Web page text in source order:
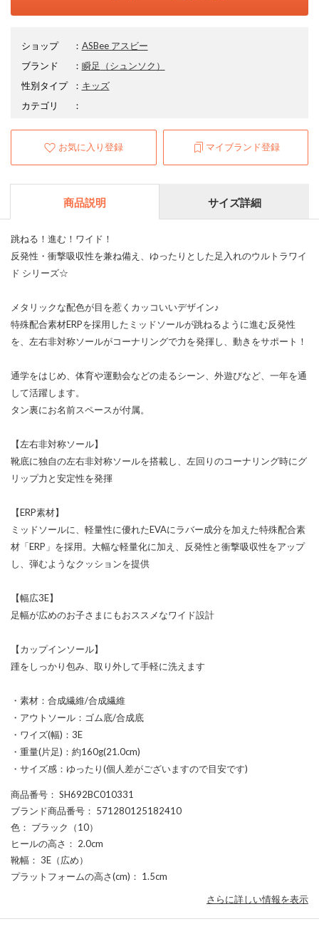
ショップ ： ASBee アスビー
ブランド
： 瞬足 （シュンソク）
性別タイプ
： キッズ
カテゴリ
：
お気に入り登録 マイブランド登録
商品説明 サイズ詳細
跳ねる！進む！ワイド！
反発性・衝撃吸収性を兼ね備え、ゆったりとした足入れのウルトラワイ
ド シリーズ☆
メタリックな配色が目を惹くカッコいいデザイン♪
特殊配合素材ERPを採用したミッドソールが跳ねるように進む反発性
を、左右非対称ソールがコーナリングで力を発揮し、動きをサポート！
通学をはじめ、体育や運動会などの走るシーン、外遊びなど、一年を通
して活躍します。
タン裏にお名前スペースが付属。
【左右非対称ソール】
靴底に独自の左右非対称ソールを搭載し、左回りのコーナリング時にグ
リップ力と安定性を発揮
【ERP素材】
ミッドソールに、軽量性に優れたEVAにラバー成分を加えた特殊配合素
材「ERP」を採用。大幅な軽量化に加え、反発性と衝撃吸収性をアップ
し、弾むようなクッションを提供
【幅広3E】
足幅が広めのお子さまにもおススメなワイド設計
【カップインソール】
踵をしっかり包み、取り外して手軽に洗えます
・素材：合成繊維/合成繊維
・アウトソール：ゴム底/合成底
・ワイズ(幅)：3E
・重量(片足)：約160g(21.0cm)
・サイズ感：ゆったり(個人差がございますので目安です)
商品番号 ： SH692BC010331
ブランド商品番号 ： 571280125182410
色 ： ブラック（10）
ヒールの高さ ： 2.0cm
靴幅 ： 3E（広め）
プラットフォームの高さ(cm) ： 1.5cm
さらに詳しい情報を表示